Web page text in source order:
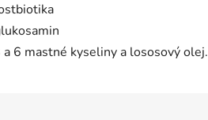
6 mastné kyseliny a lososový olej.